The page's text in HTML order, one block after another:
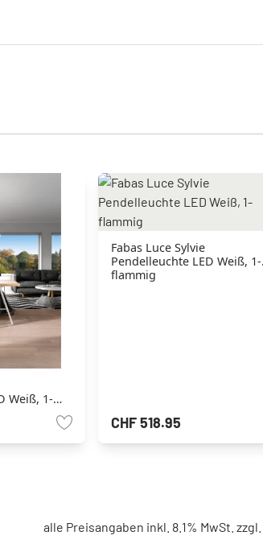
Weiß, 1-
Fabas Luce Sylvie
Pendelleuchte LED Weiß, 1-
flammig
CHF 518.95
alle Preisangaben inkl. 8.1% MwSt. zzgl.